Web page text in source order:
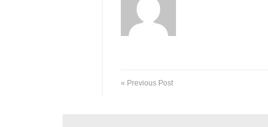
« Previous Post